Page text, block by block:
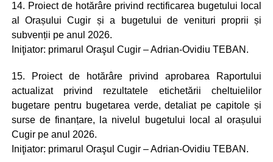
14. Proiect de hotărâre privind rectificarea bugetului local
al Orașului Cugir și a bugetului de venituri proprii și
subvenții pe anul 2026.
Iniţiator: primarul Oraşul Cugir – Adrian-Ovidiu TEBAN.
15. Proiect de hotărâre privind aprobarea Raportului
actualizat privind rezultatele etichetării cheltuielilor
bugetare pentru bugetarea verde, detaliat pe capitole și
surse de finanțare, la nivelul bugetului local al orașului
Cugir pe anul 2026.
Iniţiator: primarul Oraşul Cugir – Adrian-Ovidiu TEBAN.